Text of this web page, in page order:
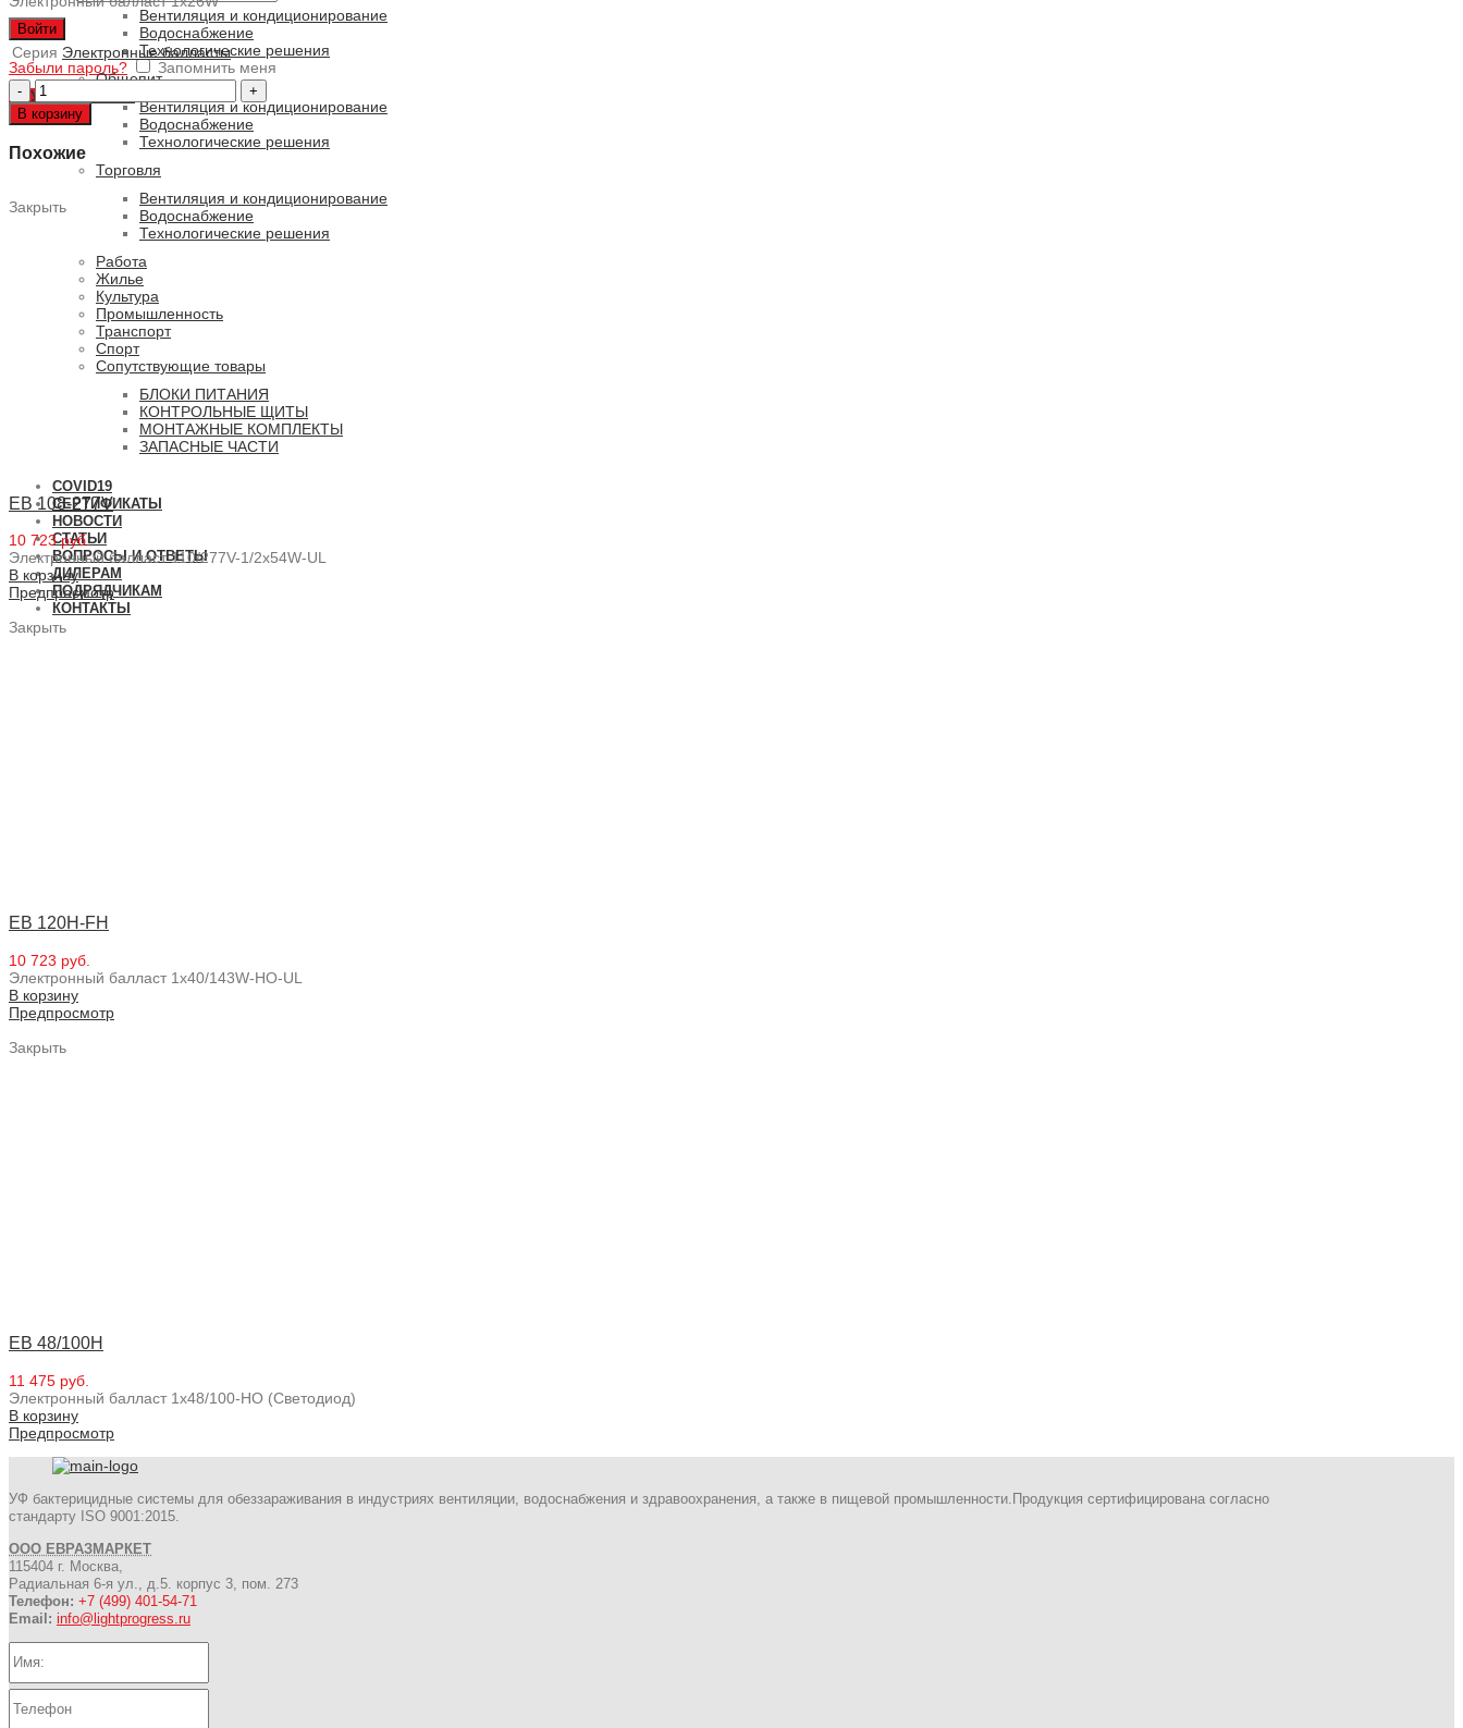
Войти
Забыли пароль? Запомнить меня
0ПУНКТОВ
Вентиляция и кондиционирование
Водоснабжение
Технологические решения
Общепит
Вентиляция и кондиционирование
Водоснабжение
Технологические решения
Торговля
Вентиляция и кондиционирование
Водоснабжение
Технологические решения
Работа
Жилье
Культура
Промышленность
Транспорт
Спорт
Сопутствующие товары
БЛОКИ ПИТАНИЯ
КОНТРОЛЬНЫЕ ЩИТЫ
МОНТАЖНЫЕ КОМПЛЕКТЫ
ЗАПАСНЫЕ ЧАСТИ
COVID19
СЕРТИФИКАТЫ
НОВОСТИ
СТАТЬИ
ВОПРОСЫ И ОТВЕТЫ
ДИЛЕРАМ
ПОДРЯДЧИКАМ
КОНТАКТЫ
Серия Электронные балласты
Количество
товара
EB
В корзину
Похожие
Закрыть
EB 108-277V
10 723 руб.
Электронный балласт 110/277V-1/2x54W-UL
В корзину
Предпросмотр
Закрыть
EB 120H-FH
10 723 руб.
Электронный балласт 1x40/143W-HO-UL
В корзину
Предпросмотр
Закрыть
EB 48/100H
11 475 руб.
Электронный балласт 1x48/100-HO (Светодиод)
В корзину
Предпросмотр
УФ бактерицидные системы для обеззараживания в индустриях вентиляции, водоснабжения и здравоохранения, а также в пищевой промышленности.Продукция сертифицирована согласно
стандарту ISO 9001:2015.
ООО ЕВРАЗМАРКЕТ
115404 г. Москва,
Радиальная 6-я ул., д.5. корпус 3, пом. 273
Телефон: +7 (499) 401-54-71
Email: info@lightprogress.ru